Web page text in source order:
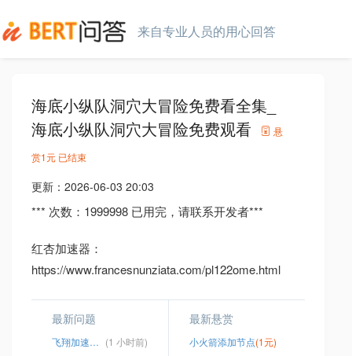
来自专业人员的用心回答
海底小纵队洞穴大冒险免费看全集_
海底小纵队洞穴大冒险免费观看
悬
赏1元 已结束
更新： 2026-06-03 20:03
*** 次数：1999998 已用完，请联系开发者***
红杏加速器：
https://www.francesnunziata.com/pl122ome.html
最新问题
飞翔加速器官网地址 (1 小时前)
最新悬赏
小火箭添加节点(1元)